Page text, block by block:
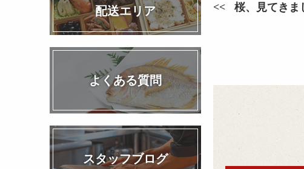
桜、見てきま
配送エリア
よくある質問
スタッフブログ